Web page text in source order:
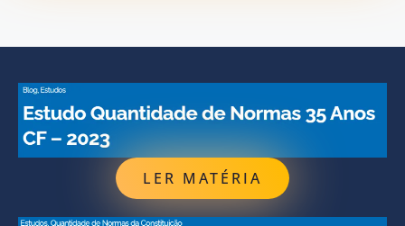
LER MATÉRIA